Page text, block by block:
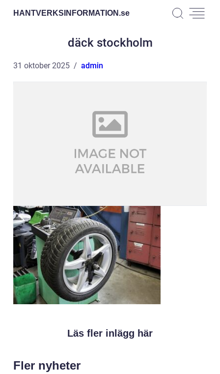
HANTVERKSINFORMATION.se
däck stockholm
31 oktober 2025 admin
Läs fler inlägg här
Fler nyheter